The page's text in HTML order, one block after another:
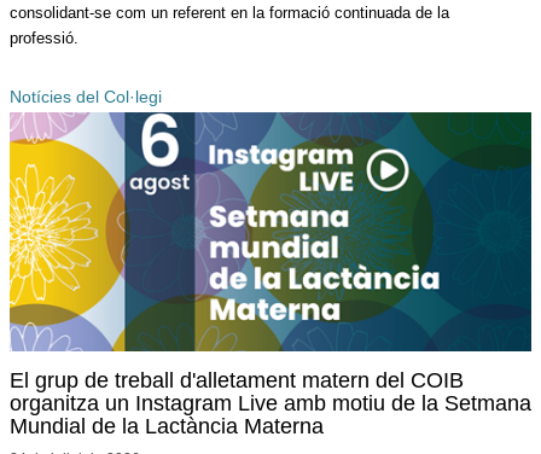
consolidant-se com un referent en la formació continuada de la
professió.
Notícies del Col·legi
El grup de treball d'alletament matern del COIB
organitza un Instagram Live amb motiu de la Setmana
Mundial de la Lactància Materna